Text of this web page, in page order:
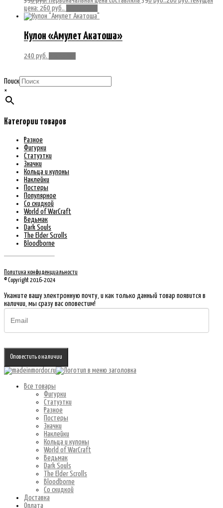
цена: 260 руб..
Кулон «Амулет Акатоша»
240 руб.
Поиск
×
Категории товаров
Разное
Фигурки
Статуэтки
Значки
Кольца и кулоны
Наклейки
Постеры
Популярное
Со скидкой
World of WarCraft
Ведьмак
Dark Souls
The Elder Scrolls
Bloodborne
Политика конфиденциальности
© Copyright 2016-2024
Укажите вашу электронную почту, и как только данный товар появится в
наличии, мы сразу вас оповестим!
Оповестить о наличии
Все товары
Фигурки
Статуэтки
Разное
Постеры
Значки
Наклейки
Кольца и кулоны
World of WarCraft
Ведьмак
Dark Souls
The Elder Scrolls
Bloodborne
Со скидкой
Доставка
Оплата